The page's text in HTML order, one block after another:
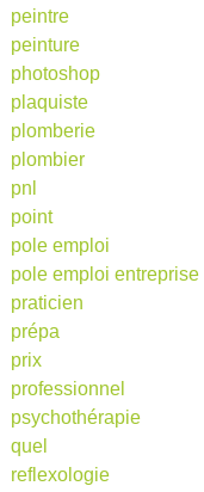
peintre
peinture
photoshop
plaquiste
plomberie
plombier
pnl
point
pole emploi
pole emploi entreprise
praticien
prépa
prix
professionnel
psychothérapie
quel
reflexologie